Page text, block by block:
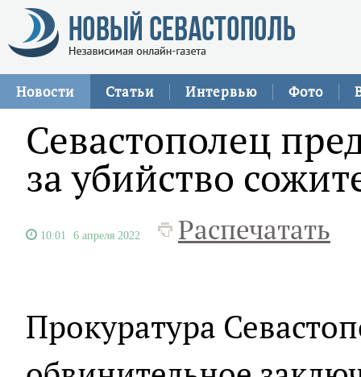
Новости Статьи Интервью Фото
Севастополец
за убийство
10:01 6 апреля 2022 Распечатать
Прокуратура